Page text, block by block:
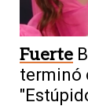
Fuerte
terminó